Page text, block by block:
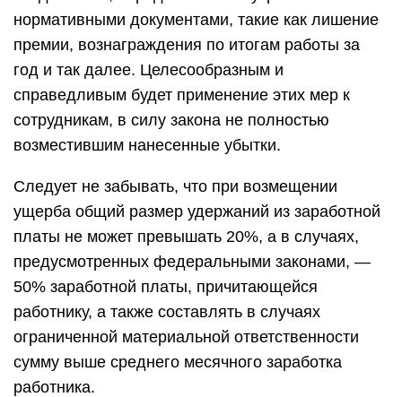
нормативными документами, такие как лишение
премии, вознаграждения по итогам работы за
год и так далее. Целесообразным и
справедливым будет применение этих мер к
сотрудникам, в силу закона не полностью
возместившим нанесенные убытки.
Следует не забывать, что при возмещении
ущерба общий размер удержаний из заработной
платы не может превышать 20%, а в случаях,
предусмотренных федеральными законами, —
50% заработной платы, причитающейся
работнику, а также составлять в случаях
ограниченной материальной ответственности
сумму выше среднего месячного заработка
работника.